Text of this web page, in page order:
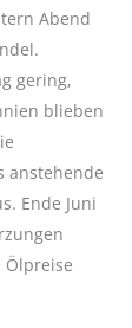
Abend
gering,
blieben
anstehende
Ende Juni